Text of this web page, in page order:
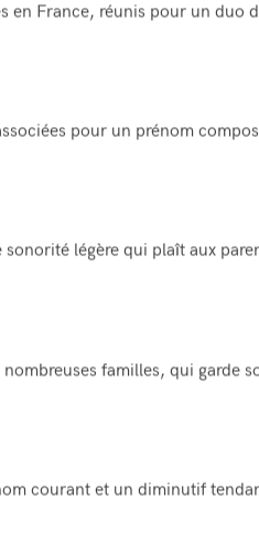
en France, réunis pour un duo
pour un prénom
légère qui plaît aux
familles, qui garde
courant et un diminutif